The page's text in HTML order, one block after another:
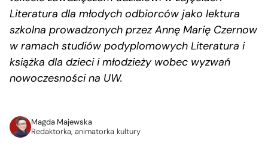
Literatura dla młodych odbiorców jako lektura
szkolna prowadzonych przez Annę Marię Czernow
w ramach studiów podyplomowych Literatura i
książka dla dzieci i młodzieży wobec wyzwań
nowoczesności na UW.
Magda Majewska
Redaktorka, animatorka kultury